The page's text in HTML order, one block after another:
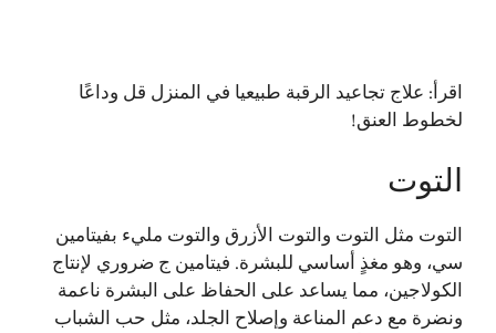
اقرأ: علاج تجاعيد الرقبة طبيعيا في المنزل قل وداعًا
لخطوط العنق!
التوت
التوت مثل التوت والتوت الأزرق والتوت مليء بفيتامين
سي، وهو مغذٍ أساسي للبشرة. فيتامين ج ضروري لإنتاج
الكولاجين، مما يساعد على الحفاظ على البشرة ناعمة
ونضرة مع دعم المناعة وإصلاح الجلد، مثل حب الشباب